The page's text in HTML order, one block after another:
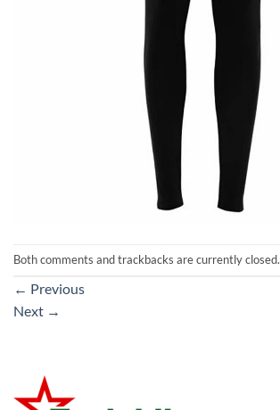
Both comments and trackbacks are currently closed.
← Previous
Next →